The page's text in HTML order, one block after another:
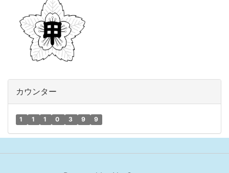
カウンター
1 1 1 0 3 9 9